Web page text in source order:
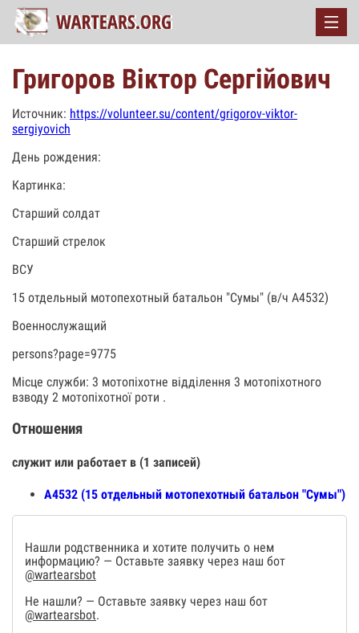
Григоров Віктор Сергійович
Источник: https://volunteer.su/content/grigorov-viktor-
sergiyovich
День рождения:
Картинка:
Старший солдат
Старший стрелок
ВСУ
15 отдельный мотопехотный батальон "Сумы" (в/ч А4532)
Военнослужащий
persons?page=9775
Місце служби: 3 мотопіхотне відділення 3 мотопіхотного
взводу 2 мотопіхотної роти .
Отношения
служит или работает в (1 записей)
А4532 (15 отдельный мотопехотный батальон "Сумы")
Нашли родственника и хотите получить о нем
информацию? — Оставьте заявку через наш бот
@wartearsbot
Не нашли? — Оставьте заявку через наш бот
@wartearsbot.